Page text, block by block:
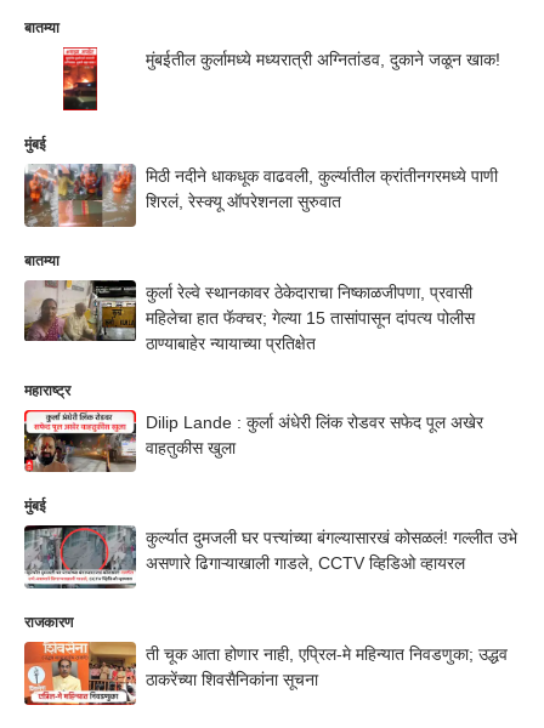
बातम्या
मुंबईतील कुर्लामध्ये मध्यरात्री अग्नितांडव, दुकाने जळून खाक!
मुंबई
मिठी नदीने धाकधूक वाढवली, कुर्ल्यातील क्रांतीनगरमध्ये पाणी
शिरलं, रेस्क्यू ऑपरेशनला सुरुवात
बातम्या
कुर्ला रेल्वे स्थानकावर ठेकेदाराचा निष्काळजीपणा, प्रवासी
महिलेचा हात फॅक्चर; गेल्या 15 तासांपासून दांपत्य पोलीस
ठाण्याबाहेर न्यायाच्या प्रतिक्षेत
महाराष्ट्र
Dilip Lande : कुर्ला अंधेरी लिंक रोडवर सफेद पूल अखेर
वाहतुकीस खुला
मुंबई
कुर्ल्यात दुमजली घर पत्त्यांच्या बंगल्यासारखं कोसळलं! गल्लीत उभे
असणारे ढिगाऱ्याखाली गाडले, CCTV व्हिडिओ व्हायरल
राजकारण
ती चूक आता होणार नाही, एप्रिल-मे महिन्यात निवडणुका; उद्धव
ठाकरेंच्या शिवसैनिकांना सूचना